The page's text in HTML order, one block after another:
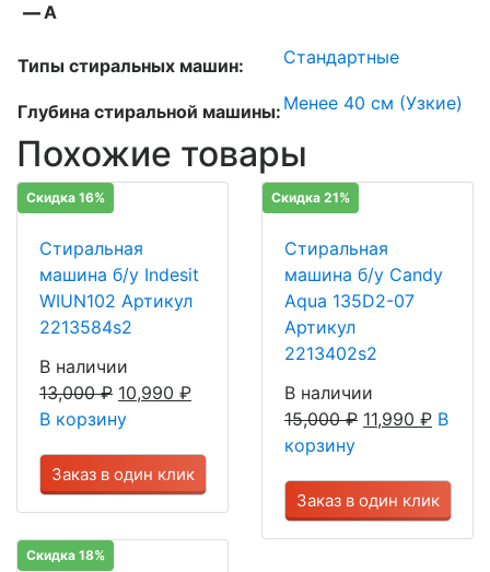
—А
Типы стиральных машин: Стандартные
Глубина стиральной машины: Менее 40 см (Узкие)
Похожие товары
Скидка 16%
Стиральная
машина б/у Indesit
WIUN102 Артикул
2213584s2
В наличии
13,000₽ 10,990 ₽
В корзину
Заказ в один клик
Скидка 21%
Стиральная
машина б/у Candy
Aqua 135D2-07
Артикул
2213402s2
В наличии
15,000₽ 11,990 ₽ В
корзину
Заказ в один клик
Скидка 18%